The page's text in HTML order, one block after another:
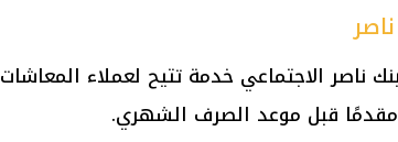
ناصرالاجتماعي خدمة تتيح لعملاء المعاشات
قبل موعد الصرف الشهري.